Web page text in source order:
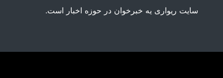
سایت ریواری یه خبرخوان در حوزه اخبار است.